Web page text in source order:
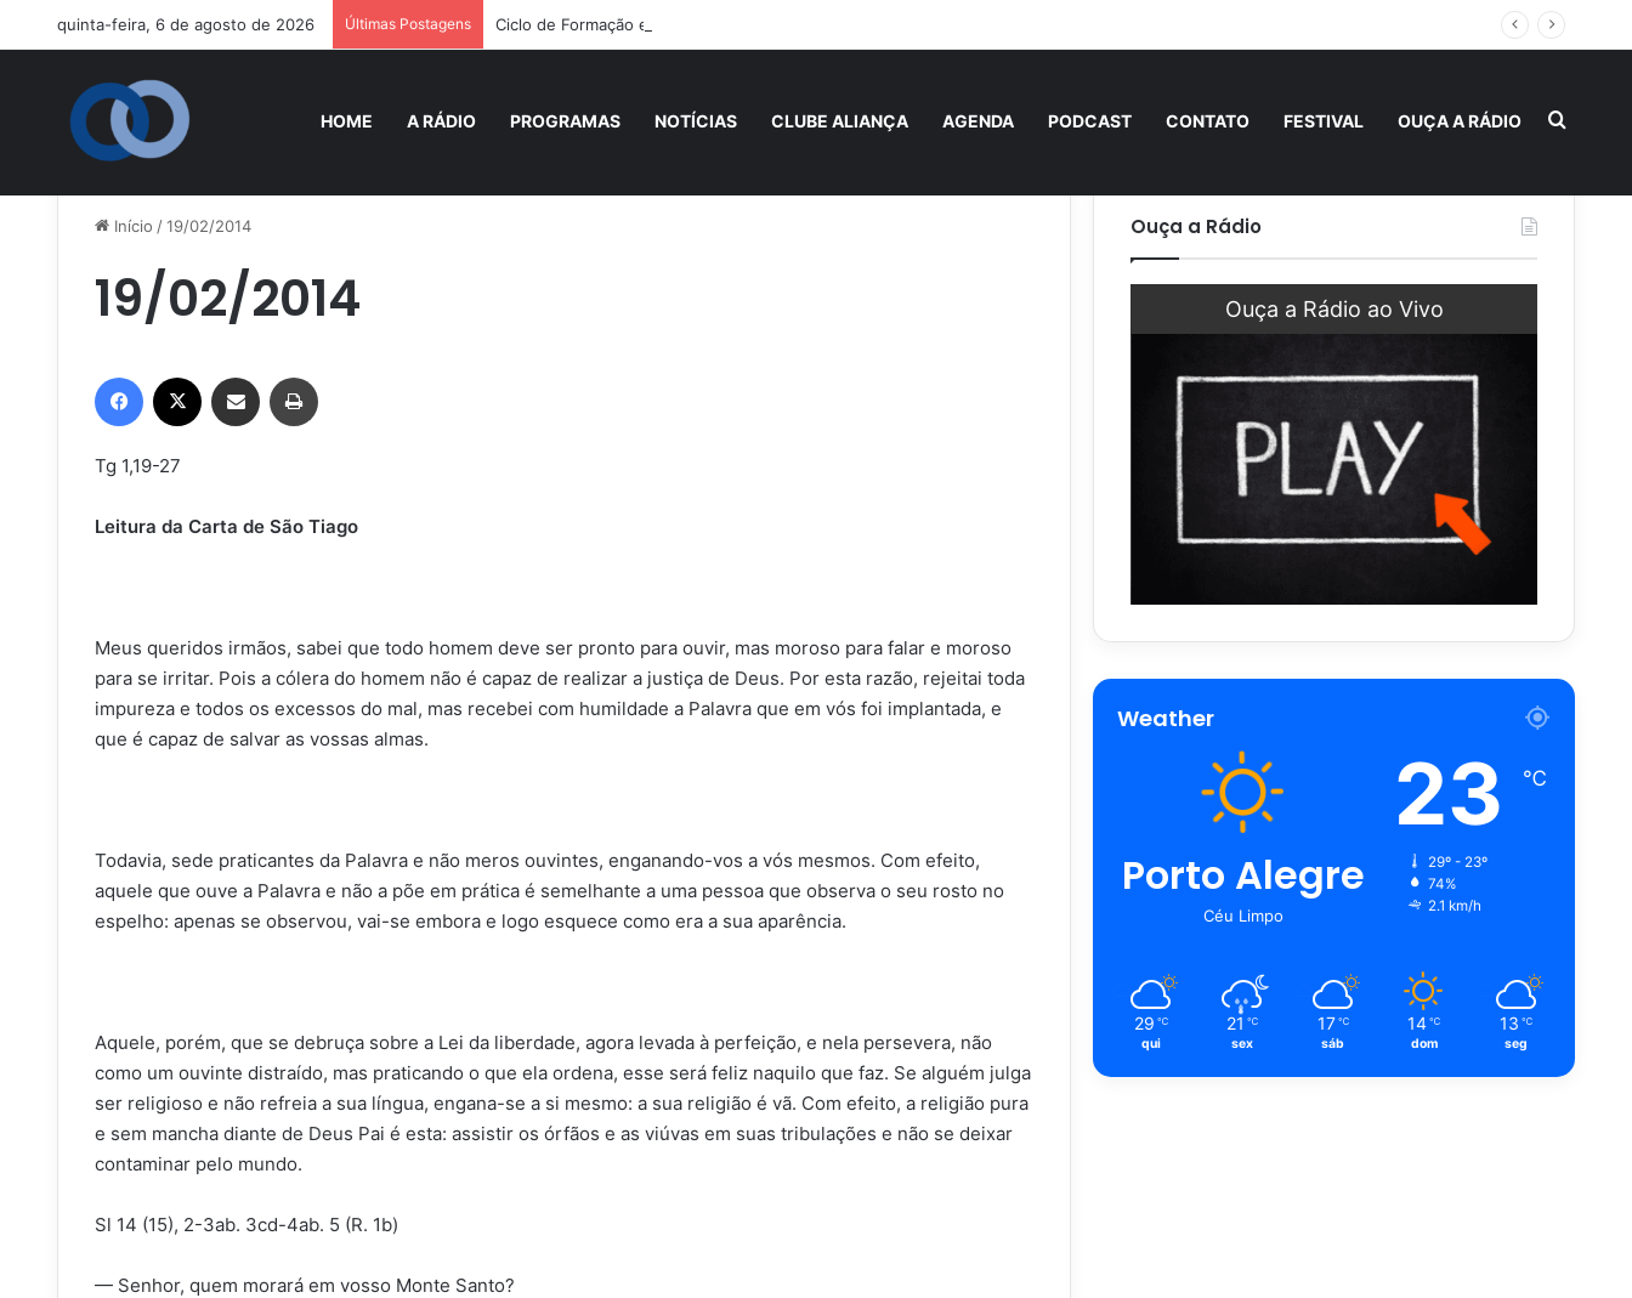
quinta-feira, 6 de agosto de 2026 Últimas Postagens Ciclo de Formação em Cultura Vocacional e Acompanhamento Juvenil
HOME A RÁDIO PROGRAMAS NOTÍCIAS CLUBE ALIANÇA AGENDA PODCAST CONTATO FESTIVAL OUÇA A RÁDIO
Início /19/02/2014
19/02/2014
Tg 1,19-27
Leitura da Carta de São Tiago
Meus queridos irmãos, sabei que todo homem deve ser pronto para ouvir, mas moroso para falar e moroso
para se irritar. Pois a cólera do homem não é capaz de realizar a justiça de Deus. Por esta razão, rejeitai toda
impureza e todos os excessos do mal, mas recebei com humildade a Palavra que em vós foi implantada, e
que é capaz de salvar as vossas almas.
Todavia, sede praticantes da Palavra e não meros ouvintes, enganando-vos a vós mesmos. Com efeito,
aquele que ouve a Palavra e não a põe em prática é semelhante a uma pessoa que observa o seu rosto no
espelho: apenas se observou, vai-se embora e logo esquece como era a sua aparência.
Aquele, porém, que se debruça sobre a Lei da liberdade, agora levada à perfeição, e nela persevera, não
como um ouvinte distraído, mas praticando o que ela ordena, esse será feliz naquilo que faz. Se alguém julga
ser religioso e não refreia a sua língua, engana-se a si mesmo: a sua religião é vã. Com efeito, a religião pura
e sem mancha diante de Deus Pai é esta: assistir os órfãos e as viúvas em suas tribulações e não se deixar
contaminar pelo mundo.
Sl 14 (15), 2-3ab. 3cd-4ab. 5 (R. 1b)
— Senhor, quem morará em vosso Monte Santo?
Ouça a Rádio
Ouça a Rádio ao Vivo
Weather
Porto Alegre
Céu Limpo
23 ℃
29º - 23º
74%
2.1 km/h
29 ℃
qui
21 ℃
sex
17 ℃
sáb
14 ℃
dom
13 ℃
seg